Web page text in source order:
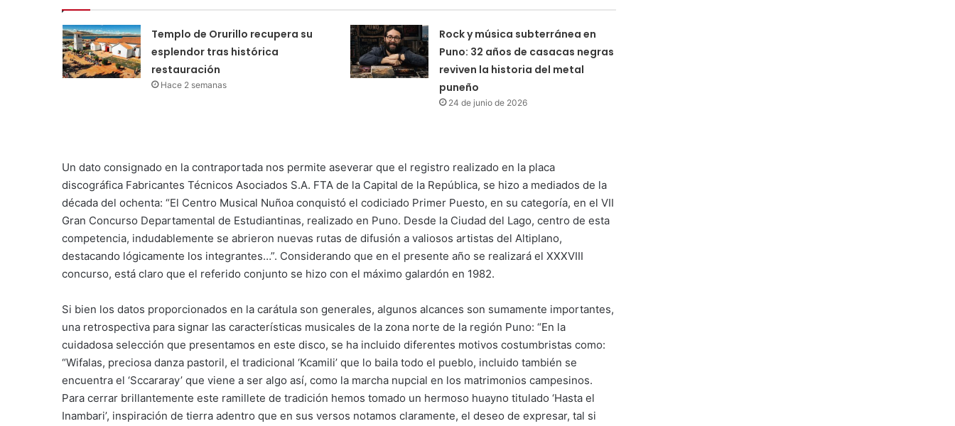
Templo de Orurillo recupera su
esplendor tras histórica
restauración
Hace 2 semanas
Rock y música subterránea en
Puno: 32 años de casacas negras
reviven la historia del metal
puneño
24 de junio de 2026
Un dato consignado en la contraportada nos permite aseverar que el registro realizado en la placa
discográfica Fabricantes Técnicos Asociados S.A. FTA de la Capital de la República, se hizo a mediados de la
década del ochenta: “El Centro Musical Nuñoa conquistó el codiciado Primer Puesto, en su categoría, en el VII
Gran Concurso Departamental de Estudiantinas, realizado en Puno. Desde la Ciudad del Lago, centro de esta
competencia, indudablemente se abrieron nuevas rutas de difusión a valiosos artistas del Altiplano,
destacando lógicamente los integrantes…”. Considerando que en el presente año se realizará el XXXVIII
concurso, está claro que el referido conjunto se hizo con el máximo galardón en 1982.
Si bien los datos proporcionados en la carátula son generales, algunos alcances son sumamente importantes,
una retrospectiva para signar las características musicales de la zona norte de la región Puno: “En la
cuidadosa selección que presentamos en este disco, se ha incluido diferentes motivos costumbristas como:
“Wifalas, preciosa danza pastoril, el tradicional ‘Kcamili’ que lo baila todo el pueblo, incluido también se
encuentra el ‘Sccararay’ que viene a ser algo así, como la marcha nupcial en los matrimonios campesinos.
Para cerrar brillantemente este ramillete de tradición hemos tomado un hermoso huayno titulado ‘Hasta el
Inambari’, inspiración de tierra adentro que en sus versos notamos claramente, el deseo de expresar, tal si